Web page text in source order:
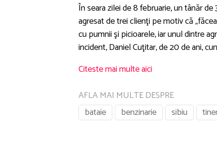
În seara zilei de 8 februarie, un tânăr de
agresat de trei clienţi pe motiv că
cu pumnii şi picioarele, iar unul dintre
incident, Daniel Cuţitar, de 20 de ani,
Citeste mai multe aici
AFLA MAI MULTE DESPRE
bataie
benzinarie sibiu